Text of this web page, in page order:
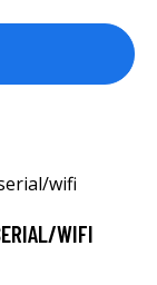
WIFI